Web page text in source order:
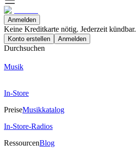
Anmelden
Keine Kreditkarte nötig. Jederzeit kündbar.
Konto erstellen Anmelden
Durchsuchen
Musik
In-Store
PreiseMusikkatalog
In-Store-Radios
RessourcenBlog